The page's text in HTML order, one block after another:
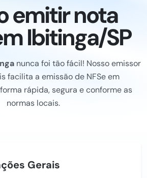
emitir nota
Ibitinga/SP
nunca foi tão fácil! Nosso emissor
facilita a emissão de NFSe em
rápida, segura e conforme as
normas locais.
Gerais